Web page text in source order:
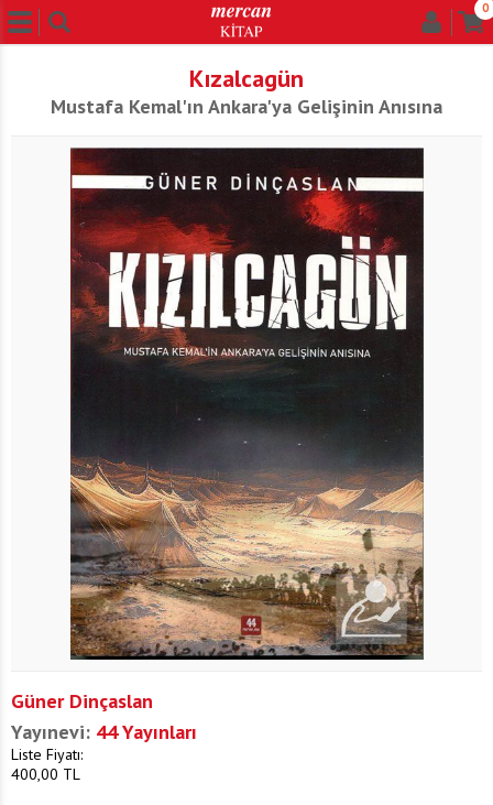
0
Kızalcagün
Mustafa Kemal'ın Ankara'ya Gelişinin Anısına
Güner Dinçaslan
Yayınevi: 44 Yayınları
Liste Fiyatı:
400,00 TL